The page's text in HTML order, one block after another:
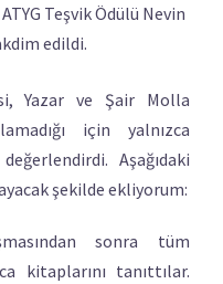
Teşvik Ödülü Nevin
edildi.
Yazar ve Şair Molla
için yalnızca
Aşağıdaki
şekilde ekliyorum:
sonra tüm
kitaplarını tanıttılar.